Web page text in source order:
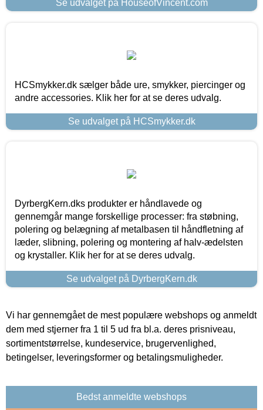
Se udvalget på HouseofVincent.com
HCSmykker.dk sælger både ure, smykker, piercinger og
andre accessories. Klik her for at se deres udvalg.
Se udvalget på HCSmykker.dk
DyrbergKern.dks produkter er håndlavede og
gennemgår mange forskellige processer: fra støbning,
polering og belægning af metalbasen til håndfletning af
læder, slibning, polering og montering af halv-ædelsten
og krystaller. Klik her for at se deres udvalg.
Se udvalget på DyrbergKern.dk
Vi har gennemgået de mest populære webshops og anmeldt
dem med stjerner fra 1 til 5 ud fra bl.a. deres prisniveau,
sortimentstørrelse, kundeservice, brugervenlighed,
betingelser, leveringsformer og betalingsmuligheder.
Bedst anmeldte webshops